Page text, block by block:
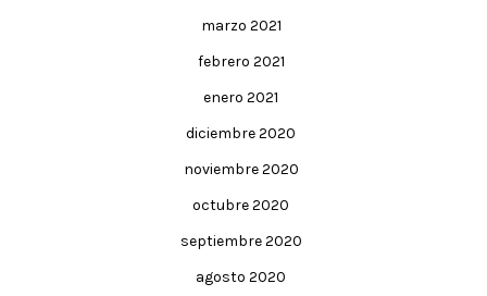
marzo 2021
febrero 2021
enero 2021
diciembre 2020
noviembre 2020
octubre 2020
septiembre 2020
agosto 2020